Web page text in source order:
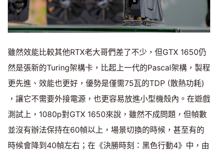
雖然效能比較其他RTX老大哥們差了不少，但GTX 1650仍
然是張新的Turing架構卡，比起上一代的Pascal架構，製程
更先進、效能也更好，優勢是僅需75瓦的TDP (散熱功耗)
，讓它不需要外接電源，也更容易放進小型機殼內。在遊戲
測試上，1080p對GTX 1650來說，雖然不成問題，但幀數
並沒有辦法保持在60幀以上，場景切換的時候，甚至有的
時候會降到40幀左右；在《決勝時刻：黑色行動4》中，由